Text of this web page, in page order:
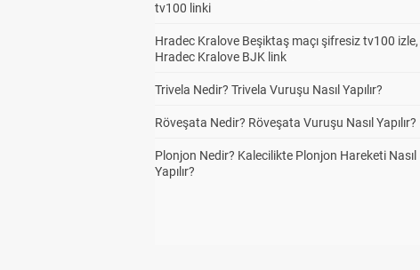
tv100 linki
Hradec Kralove Beşiktaş maçı şifresiz tv100 izle,
Hradec Kralove BJK link
Trivela Nedir? Trivela Vuruşu Nasıl Yapılır?
Röveşata Nedir? Röveşata Vuruşu Nasıl Yapılır?
Plonjon Nedir? Kalecilikte Plonjon Hareketi Nasıl
Yapılır?